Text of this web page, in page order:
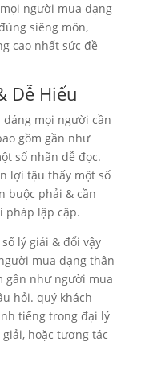
người mua dạng
siêng môn,
cao nhất sức đề
Dễ Hiểu
mọi người cần
gồm gần như
số nhãn dễ đọc.
lợi tậu thấy một số
buộc phải & cần
pháp lập cập.
lý giải & đổi vậy
mua dạng thân
gần như người mua
hỏi. quý khách
tiếng trong đại lý
hoặc tương tác